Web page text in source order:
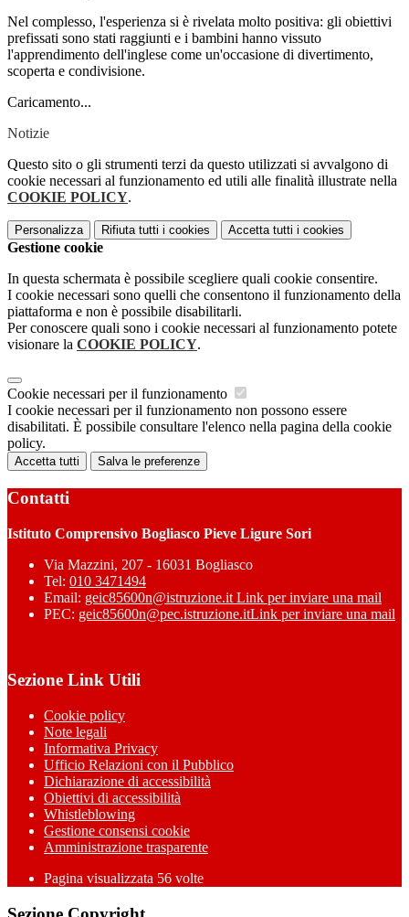
Nel complesso, l'esperienza si è rivelata molto positiva: gli obiettivi
prefissati sono stati raggiunti e i bambini hanno vissuto
l'apprendimento dell'inglese come un'occasione di divertimento,
scoperta e condivisione.
Caricamento...
Notizie
Questo sito o gli strumenti terzi da questo utilizzati si avvalgono di
cookie necessari al funzionamento ed utili alle finalità illustrate nella
COOKIE POLICY.
Personalizza Rifiuta tutti i cookies Accetta tutti i cookies
Gestione cookie
In questa schermata è possibile scegliere quali cookie consentire.
I cookie necessari sono quelli che consentono il funzionamento della
piattaforma e non è possibile disabilitarli.
Per conoscere quali sono i cookie necessari al funzionamento potete
visionare la COOKIE POLICY.
Cookie necessari per il funzionamento
I cookie necessari per il funzionamento non possono essere
disabilitati. È possibile consultare l'elenco nella pagina della cookie
policy.
Accetta tutti Salva le preferenze
Contatti
Istituto Comprensivo Bogliasco Pieve Ligure Sori
Via Mazzini, 207 - 16031 Bogliasco
Tel: 010 3471494
Email: geic85600n@istruzione.it Link per inviare una mail
PEC: geic85600n@pec.istruzione.itLink per inviare una mail
Sezione Link Utili
Cookie policy
Note legali
Informativa Privacy
Ufficio Relazioni con il Pubblico
Dichiarazione di accessibilità
Obiettivi di accessibilità
Whistleblowing
Gestione consensi cookie
Amministrazione trasparente
Pagina visualizzata 56 volte